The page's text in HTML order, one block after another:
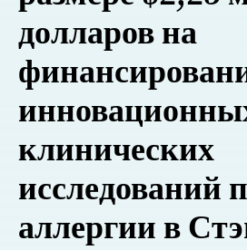
долларов на
клинических
исследований
аллергии в